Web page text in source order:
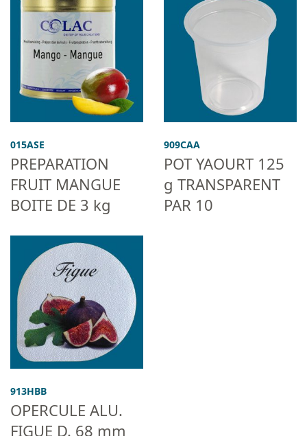
015ASE
PREPARATION
FRUIT MANGUE
BOITE DE 3 kg
909CAA
POT YAOURT 125
g TRANSPARENT
PAR 10
913HBB
OPERCULE ALU.
FIGUE D. 68 mm